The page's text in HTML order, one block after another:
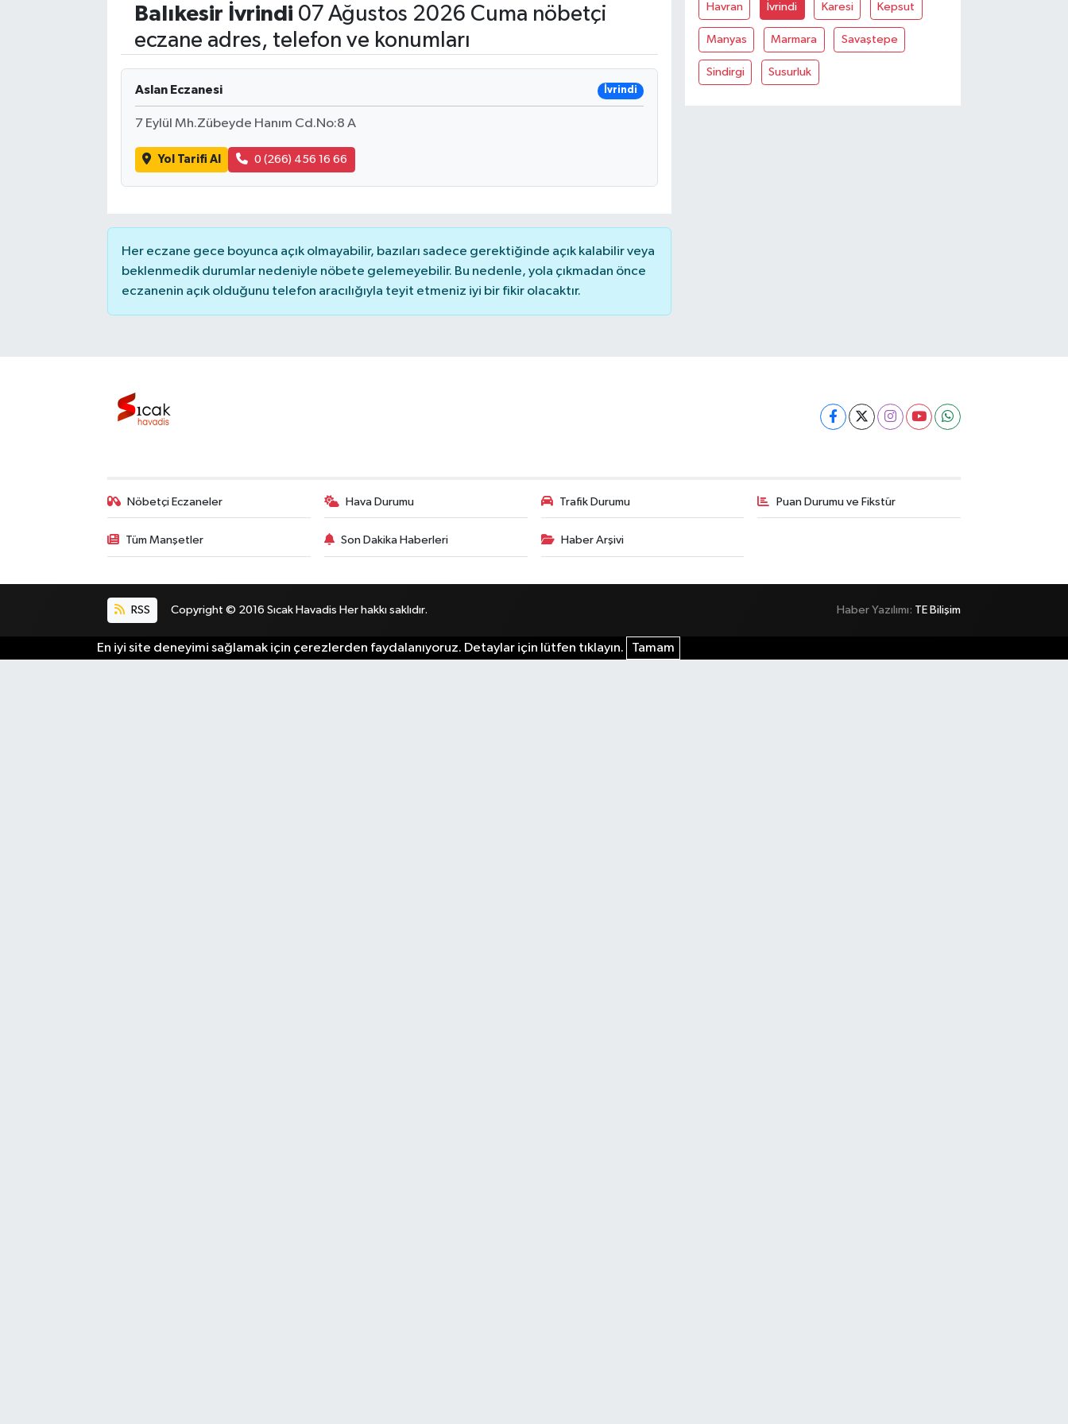
Balıkesir İvrindi 07 Ağustos 2026 Cuma nöbetçi
eczane adres, telefon ve konumları
Aslan Eczanesi İvrindi
7 Eylül Mh.Zübeyde Hanım Cd.No:8 A
Yol Tarifi Al 0 (266) 456 16 66
Her eczane gece boyunca açık olmayabilir, bazıları sadece gerektiğinde açık kalabilir veya
beklenmedik durumlar nedeniyle nöbete gelemeyebilir. Bu nedenle, yola çıkmadan önce
eczanenin açık olduğunu telefon aracılığıyla teyit etmeniz iyi bir fikir olacaktır.
Havran İvrindi Karesi Kepsut
Manyas Marmara Savaştepe
Sindirgi Susurluk
Nöbetçi Eczaneler Hava Durumu Trafik Durumu Puan Durumu ve Fikstür
Tüm Manşetler Son Dakika Haberleri Haber Arşivi
RSS Copyright © 2016 Sıcak Havadis Her hakkı saklıdır. Haber Yazılımı: TE Bilişim
En iyi site deneyimi sağlamak için çerezlerden faydalanıyoruz. Detaylar için lütfen tıklayın. Tamam
Kültür & Sanat
Bilim, Teknoloji